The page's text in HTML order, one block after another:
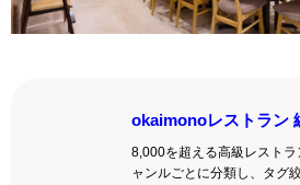
okaimonoレストラン
8,000を超える高級レスト
ャンルごとに分類し、タグ絞